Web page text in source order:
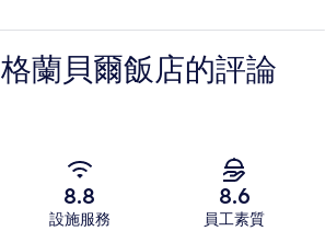
蘭貝爾飯店的評論
8.8
設施服務
8.6
員工素質